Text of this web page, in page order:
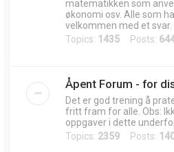
matematikken som
økonomi osv. Alle som
velkommen med et svar.
Topics: 1435 Posts:
Åpent Forum - for
Det er god trening å
fritt fram for alle. Obs:
oppgaver i dette
Topics: 2359 Posts: